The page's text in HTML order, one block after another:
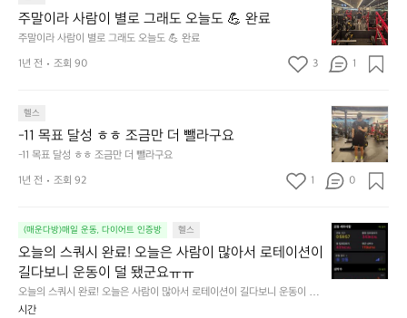
에
주
2
회
동
하
자
고
다
짐
아
직
까
지
살
만
자
꾸
서
턱
걸
이
하
나
매
했
네
요
주말이라 사람이 별로 그래도 오늘도 💪 완료
주말이라 사람이 별로 그래도 오늘도 💪 완료
말
이
라
사
별
로
그
래
도
늘
도
💪
완
1년 전 조회 90 3 1
헬스
-11 목표 달성 ㅎㅎ 조금만 더 뺄라구요
-11 목표 달성 ㅎㅎ 조금만 더 뺄라구요
-
1
1
목
표
ㅎ
ㅎ
조
1년 전 조회 92 1 0
(매운다방)매일 운동, 다이어트 인증방 헬스
오늘의 스쿼시 완료! 오늘은 사람이 많아서 로테이션이
길다보니 운동이 덜 됐군요ㅠㅠ
오늘의 스쿼시 완료! 오늘은 사람이 많아서 로테이션이 길다보니 운동이 덜
됐군요ㅠㅠ
오
늘
의
스
시간